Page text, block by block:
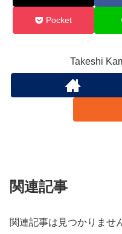
Pocket
Takeshi
関連記事
関連記事は見つかりませ